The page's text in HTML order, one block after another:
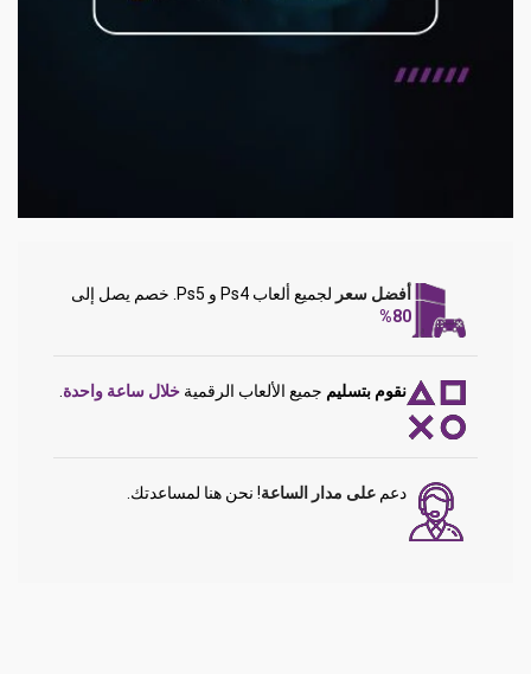
أفضل سعر لجميع ألعاب Ps4 و Ps5. خصم يصل إلى
80%
نقوم بتسليم جميع الألعاب الرقمية خلال ساعة واحدة
دعم على مدار الساعة! نحن هنا لمساعدتك.